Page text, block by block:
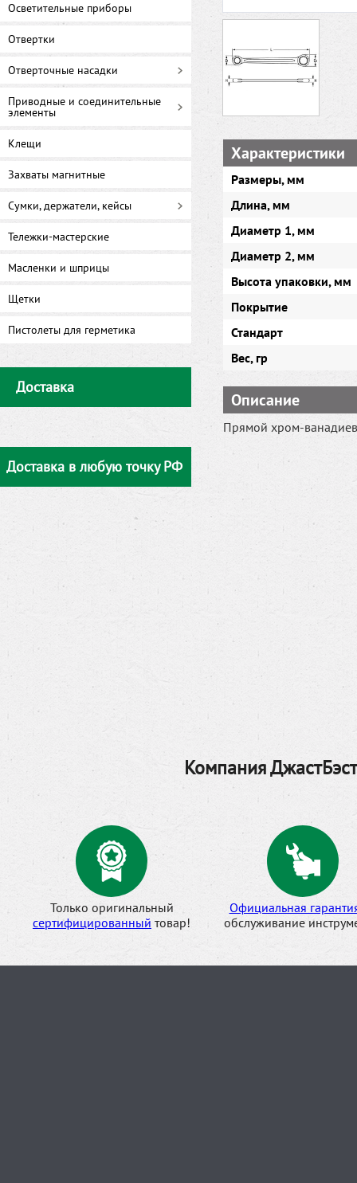
Осветительные приборы
Отвертки
Отверточные насадки
Приводные и соединительные
элементы
Клещи
Захваты магнитные
Сумки, держатели, кейсы
Тележки-мастерские
Масленки и шприцы
Щетки
Пистолеты для герметика
Доставка
Доставка в любую точку РФ
Характеристики
Размеры, мм
Длина, мм
Диаметр 1, мм
Диаметр 2, мм
Высота упаковки, мм
Покрытие
Стандарт
Вес, гр
Описание
Прямой хром-
Компания
Только оригинальный
сертифицированный товар!
Официальная
обслуживание